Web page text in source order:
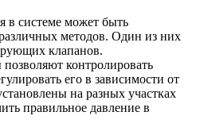
в системе может быть
методов. Один из них
клапанов.
контролировать
его в зависимости от
на разных участках
правильное давление в